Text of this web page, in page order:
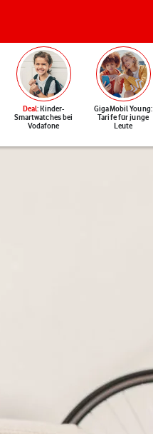
Deal: Kinder-
Smartwatches bei
Vodafone
GigaMobil Young:
Tarife für junge
Leute